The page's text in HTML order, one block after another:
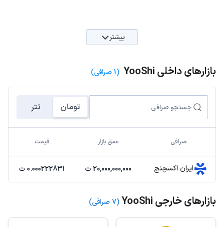
بیشتر
بازارهای داخلی YooShi (1 صرافی)
تومان تتر
صرافی عمق بازار قیمت
ایران اکسچنج 20,000,000,000 ت 0.000222831 ت
بازارهای خارجی YooShi (7 صرافی)